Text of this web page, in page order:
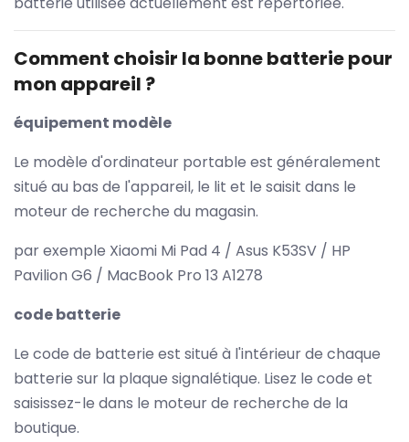
Comment choisir la bonne batterie pour
mon appareil ?
équipement modèle
Le modèle d'ordinateur portable est généralement
situé au bas de l'appareil, le lit et le saisit dans le
moteur de recherche du magasin.
par exemple Xiaomi Mi Pad 4 / Asus K53SV / HP
Pavilion G6 / MacBook Pro 13 A1278
code batterie
Le code de batterie est situé à l'intérieur de chaque
batterie sur la plaque signalétique. Lisez le code et
saisissez-le dans le moteur de recherche de la
boutique.